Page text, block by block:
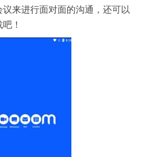
来进行面对面的沟通，还可以
！